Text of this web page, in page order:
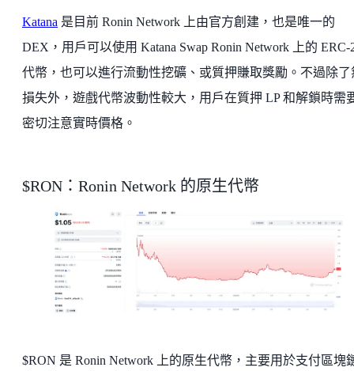
Katana 是目前 Ronin Network 上由官方創建，也是唯一的
DEX，用戶可以使用 Katana Swap Ronin Network 上的 ERC-
代幣，也可以進行流動性挖礦、或質押賺取獎勵。不過除了
損失外，遊戲代幣波動性較大，用戶在質押 LP 和解鎖時需
密切注意實時價格。
$RON：Ronin Network 的原生代幣
$RON 是 Ronin Network 上的原生代幣，主要用於支付區塊